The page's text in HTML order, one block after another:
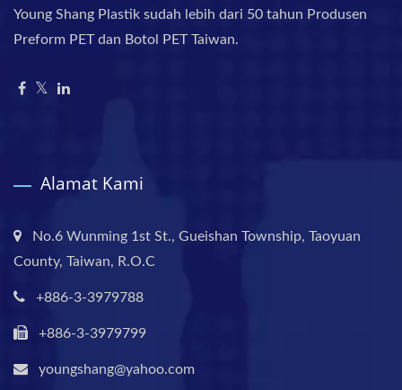
Young Shang Plastik sudah lebih dari 50 tahun Produsen
Preform PET dan Botol PET Taiwan.
Alamat Kami
No.6 Wunming 1st St., Gueishan Township, Taoyuan
County, Taiwan, R.O.C
+886-3-3979788
+886-3-3979799
youngshang@yahoo.com